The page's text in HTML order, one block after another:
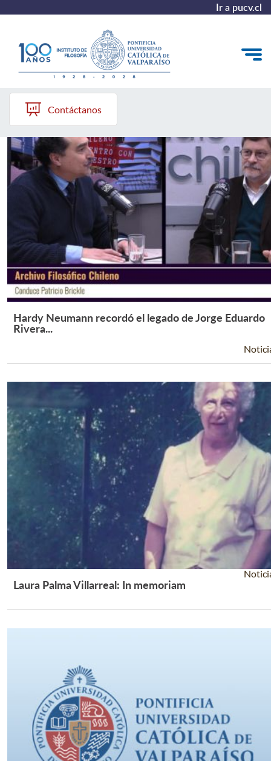
Ir a pucv.cl
El Instituto
Pregrado
Postgrado
Colección Philosophica
Contáctanos
Instituto de Filosofía PUCV
Leer Más +
Hardy Neumann recordó el legado de Jorge Eduardo
Rivera...
Laura Palma Villarreal: In memoriam